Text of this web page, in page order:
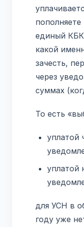
единый
какой
зачесть,
через
суммах
То есть
уплатой
уплатой
для УСН в
году уже